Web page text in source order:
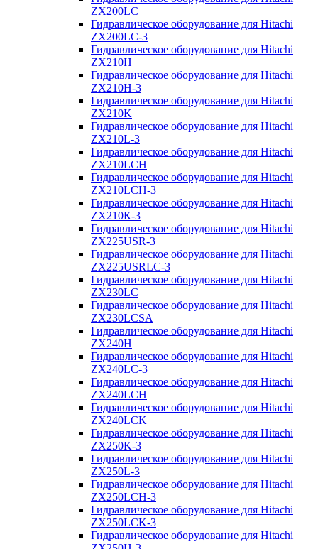
ZX200LC
Гидравлическое оборудование для Hitachi
ZX200LC-3
Гидравлическое оборудование для Hitachi
ZX210H
Гидравлическое оборудование для Hitachi
ZX210H-3
Гидравлическое оборудование для Hitachi
ZX210K
Гидравлическое оборудование для Hitachi
ZX210L-3
Гидравлическое оборудование для Hitachi
ZX210LCH
Гидравлическое оборудование для Hitachi
ZX210LCH-3
Гидравлическое оборудование для Hitachi
ZX210К-3
Гидравлическое оборудование для Hitachi
ZX225USR-3
Гидравлическое оборудование для Hitachi
ZX225USRLC-3
Гидравлическое оборудование для Hitachi
ZX230LC
Гидравлическое оборудование для Hitachi
ZX230LCSA
Гидравлическое оборудование для Hitachi
ZX240H
Гидравлическое оборудование для Hitachi
ZX240LC-3
Гидравлическое оборудование для Hitachi
ZX240LCH
Гидравлическое оборудование для Hitachi
ZX240LCK
Гидравлическое оборудование для Hitachi
ZX250K-3
Гидравлическое оборудование для Hitachi
ZX250L-3
Гидравлическое оборудование для Hitachi
ZX250LCH-3
Гидравлическое оборудование для Hitachi
ZX250LCK-3
Гидравлическое оборудование для Hitachi